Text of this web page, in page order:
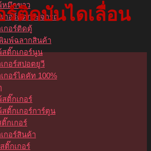
มึกขาว
กอร์ติดกระจกรถ
กอร์ติดตู้
มพ์ฉลากสินค้า
ติ๊กเกอร์นูน
กอร์สปอตยูวี
กอร์ไดคัท 100%
ติ๊กเกอร์
ติ๊กเกอร์การ์ตูน
กเกอร์
กอร์สินค้า
ติ๊กเกอร์
ร์ติดบันไดเลื่อน